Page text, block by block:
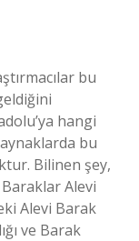
bu
hangi
bu
Bilinen şey,
Baraklar Alevi
Alevi Barak
ve Barak